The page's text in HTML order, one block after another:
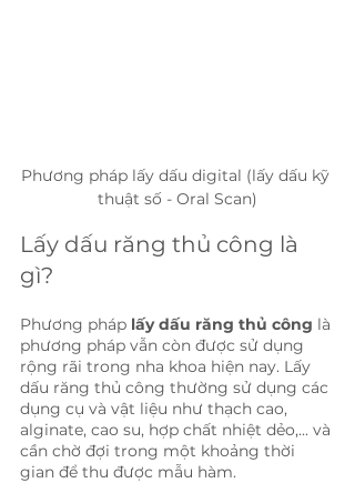
Phương pháp lấy dấu digital (lấy dấu kỹ
thuật số - Oral Scan)
Lấy dấu răng thủ công là
gì?
Phương pháp lấy dấu răng thủ công là
phương pháp vẫn còn được sử dụng
rộng rãi trong nha khoa hiện nay. Lấy
dấu răng thủ công thường sử dụng các
dụng cụ và vật liệu như thạch cao,
alginate, cao su, hợp chất nhiệt dẻo,... và
cần chờ đợi trong một khoảng thời
gian để thu được mẫu hàm.